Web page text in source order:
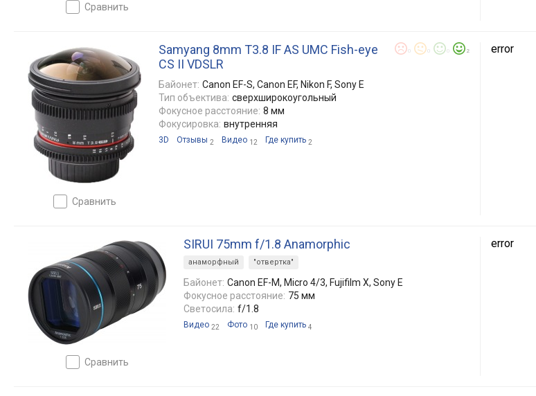
сравнить
сравнить
Samyang 8mm T3.8 IF AS UMC Fish-eye
CS II VDSLR
2
Байонет: Canon EF-S, Canon EF, Nikon F, Sony E
Тип объектива: сверхширокоугольный
Фокусное расстояние: 8 мм
Фокусировка: внутренняя
3D Отзывы 2 Видео 12 Где купить 2
error
сравнить
SIRUI 75mm f/1.8 Anamorphic
анаморфный "отвертка"
Байонет: Canon EF-M, Micro 4/3, Fujifilm X, Sony E
Фокусное расстояние: 75 мм
Светосила: f/1.8
Видео 22 Фото 10 Где купить 4
error